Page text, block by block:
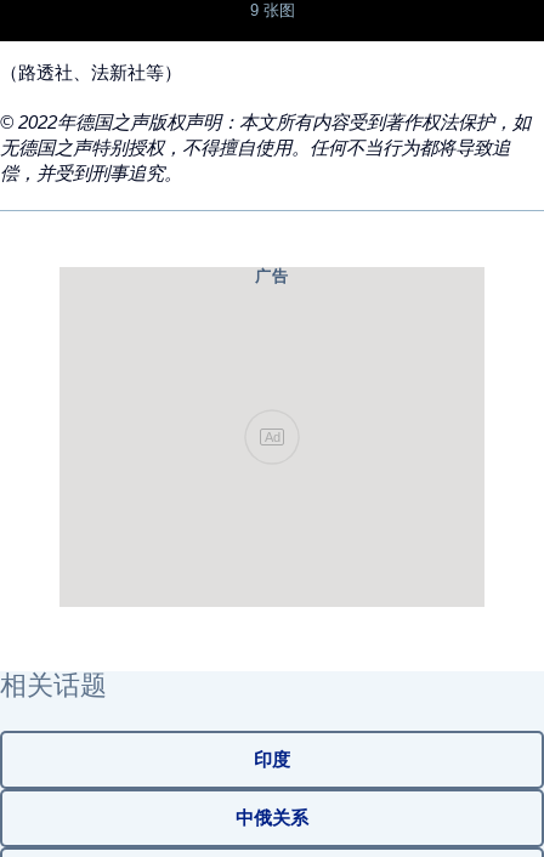
9 张图
（路透社、法新社等）
© 2022年德国之声版权声明：本文所有内容受到著作权法保护，如
无德国之声特别授权，不得擅自使用。任何不当行为都将导致追
偿，并受到刑事追究。
广告
Ad
相关话题
印度
中俄关系